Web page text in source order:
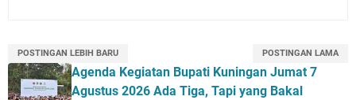
POSTINGAN LEBIH BARU POSTINGAN LAMA
Agenda Kegiatan Bupati Kuningan Jumat 7
Agustus 2026 Ada Tiga, Tapi yang Bakal